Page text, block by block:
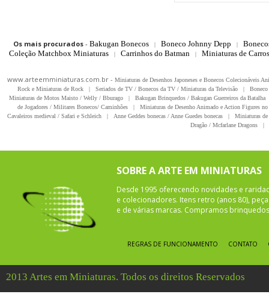
Os mais procurados- Bakugan Bonecos | Boneco Johnny Depp |
Coleção Matchbox Miniaturas
| Carrinhos do Batman | Miniaturas de
www.arteemminiaturas.com.br - Miniaturas de Desenhos Japoneses e Bonecos Colecionáveis
Rock e Miniaturas de Rock
| Seriados de TV / Bonecos da TV / Miniaturas da Televisão |
Miniaturas de Motos Maisto / Welly / Bburago
| Bakugan Brinquedos / Bakugan Guerreiros da Batalha
de Jogadores / Militares Bonecos/ Caminhões
|
Miniaturas de Desenho Animado e Action Figures
Cavaleiros medieval / Safari e Schleich
| Anne Geddes bonecas / Anne Guedes bonecas |
Miniaturas
Dragão / Mcfarlane Dragons
|
SOBRE A ARTE EM MINIATURAS
Desde 1995 oferecendo novidades e
e colecionadores. Itens retro (anos 80),
e de várias marcas. Compramos
REGRAS DE FUNCIONAMENTO CONTATO
2013 Artes em Miniaturas. Todos os direitos Reservados